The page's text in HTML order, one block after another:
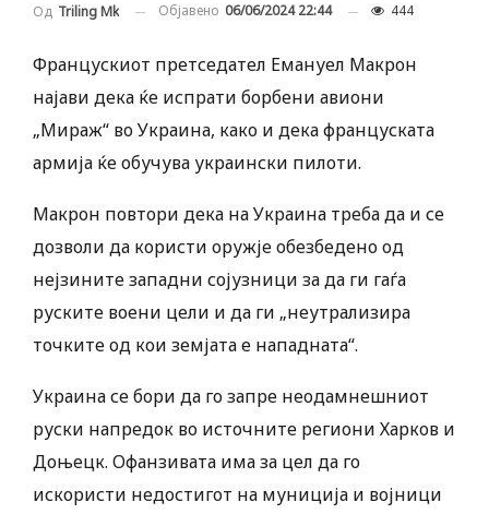
Од Triling Mk Објавено 06/06/2024 22:44 444
Францускиот претседател Емануел Макрон
најави дека ќе испрати борбени авиони
„Мираж“ во Украина, како и дека француската
армија ќе обучува украински пилоти.
Макрон повтори дека на Украина треба да и се
дозволи да користи оружје обезбедено од
нејзините западни сојузници за да ги гаѓа
руските воени цели и да ги „неутрализира
точките од кои земјата е нападната“.
Украина се бори да го запре неодамнешниот
руски напредок во источните региони Харков и
Доњецк. Офанзивата има за цел да го
искористи недостигот на муниција и војници